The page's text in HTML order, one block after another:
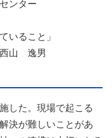
ンター
いること」
山 逸男
した。現場で起こる
決が難しいことがあ